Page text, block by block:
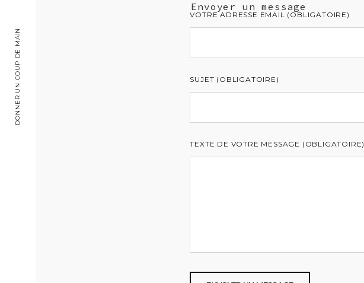
DONNER UN COUP DE MAIN
Envoyer un message
VOTRE ADRESSE EMAIL (OBLIGATOIRE)
SUJET (OBLIGATOIRE)
TEXTE DE VOTRE MESSAGE (OBLIGATOIRE)